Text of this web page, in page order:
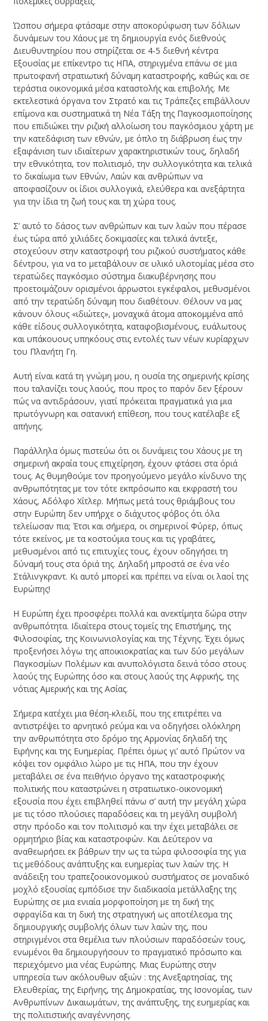
Ώσπου σήμερα φτάσαμε στην αποκορύφωση των δόλιων
δυνάμεων του Χάους με τη δημιουργία ενός διεθνούς
Διευθυντηρίου που στηρίζεται σε 4-5 διεθνή κέντρα
Εξουσίας με επίκεντρο τις ΗΠΑ, στηριγμένα επάνω σε μια
πρωτοφανή στρατιωτική δύναμη καταστροφής, καθώς και σε
τεράστια οικονομικά μέσα καταστολής και επιβολής. Με
εκτελεστικά όργανα τον Στρατό και τις Τράπεζες επιβάλλουν
επίμονα και συστηματικά τη Νέα Τάξη της Παγκοσμιοποίησης
που επιδιώκει την ριζική αλλοίωση του παγκόσμιου χάρτη με
την κατεδάφιση των εθνών, με όπλο τη διάβρωση έως την
εξαφάνιση των ιδιαίτερων χαρακτηριστικών τους, δηλαδή
την εθνικότητα, τον πολιτισμό, την συλλογικότητα και τελικά
το δικαίωμα των Εθνών, Λαών και ανθρώπων να
αποφασίζουν οι ίδιοι συλλογικά, ελεύθερα και ανεξάρτητα
για την ίδια τη ζωή τους και τη χώρα τους.
Σ’ αυτό το δάσος των ανθρώπων και των λαών που πέρασε
έως τώρα από χιλιάδες δοκιμασίες και τελικά άντεξε,
στοχεύουν στην καταστροφή του ριζικού συστήματος κάθε
δέντρου, για να το μεταβάλουν σε υλικό υλοτομίας μέσα στο
τερατώδες παγκόσμιο σύστημα διακυβέρνησης που
προετοιμάζουν ορισμένοι άρρωστοι εγκέφαλοι, μεθυσμένοι
από την τερατώδη δύναμη που διαθέτουν. Θέλουν να μας
κάνουν όλους «ιδιώτες», μοναχικά άτομα αποκομμένα από
κάθε είδους συλλογικότητα, καταφοβισμένους, ευάλωτους
και υπάκουους υπηκόους στις εντολές των νέων κυρίαρχων
του Πλανήτη Γη.
Αυτή είναι κατά τη γνώμη μου, η ουσία της σημερινής κρίσης
που ταλανίζει τους λαούς, που προς το παρόν δεν ξέρουν
πώς να αντιδράσουν, γιατί πρόκειται πραγματικά για μια
πρωτόγνωρη και σατανική επίθεση, που τους κατέλαβε εξ
απήνης.
Παράλληλα όμως πιστεύω ότι οι δυνάμεις του Χάους με τη
σημερινή ακραία τους επιχείρηση, έχουν φτάσει στα όριά
τους. Ας θυμηθούμε τον προηγούμενο μεγάλο κίνδυνο της
ανθρωπότητας με τον τότε εκπρόσωπο και εκφραστή του
Χάους, Αδόλφο Χίτλερ. Μήπως μετά τους θριάμβους του
στην Ευρώπη δεν υπήρχε ο διάχυτος φόβος ότι όλα
τελείωσαν πια; Έτσι και σήμερα, οι σημερινοί Φύρερ, όπως
τότε εκείνος, με τα κοστούμια τους και τις γραβάτες,
μεθυσμένοι από τις επιτυχίες τους, έχουν οδηγήσει τη
δύναμή τους στα όριά της. Δηλαδή μπροστά σε ένα νέο
Στάλινγκραντ. Κι αυτό μπορεί και πρέπει να είναι οι λαοί της
Ευρώπης!
Η Ευρώπη έχει προσφέρει πολλά και ανεκτίμητα δώρα στην
ανθρωπότητα. Ιδιαίτερα στους τομείς της Επιστήμης, της
Φιλοσοφίας, της Κοινωνιολογίας και της Τέχνης. Έχει όμως
προξενήσει λόγω της αποικιοκρατίας και των δύο μεγάλων
Παγκοσμίων Πολέμων και ανυπολόγιστα δεινά τόσο στους
λαούς της Ευρώπης όσο και στους λαούς της Αφρικής, της
νότιας Αμερικής και της Ασίας.
Σήμερα κατέχει μια θέση-κλειδί, που της επιτρέπει να
αντιστρέψει το αρνητικό ρεύμα και να οδηγήσει ολόκληρη
την ανθρωπότητα στο δρόμο της Αρμονίας δηλαδή της
Ειρήνης και της Ευημερίας. Πρέπει όμως γι’ αυτό Πρώτον να
κόψει τον ομφάλιο λώρο με τις ΗΠΑ, που την έχουν
μεταβάλει σε ένα πειθήνιο όργανο της καταστροφικής
πολιτικής που καταστρώνει η στρατιωτικο-οικονομική
εξουσία που έχει επιβληθεί πάνω σ’ αυτή την μεγάλη χώρα
με τις τόσο πλούσιες παραδόσεις και τη μεγάλη συμβολή
στην πρόοδο και τον πολιτισμό και την έχει μεταβάλει σε
ορμητήριο βίας και καταστροφών. Και Δεύτερον να
αναθεωρήσει εκ βάθρων την ως τα τώρα φιλοσοφία της για
τις μεθόδους ανάπτυξης και ευημερίας των λαών της. Η
ανάδειξη του τραπεζοοικονομικού συστήματος σε μοναδικό
μοχλό εξουσίας εμπόδισε την διαδικασία μετάλλαξης της
Ευρώπης σε μια ενιαία μορφοποίηση με τη δική της
σφραγίδα και τη δική της στρατηγική ως αποτέλεσμα της
δημιουργικής συμβολής όλων των λαών της, που
στηριγμένοι στα θεμέλια των πλούσιων παραδόσεών τους,
ενωμένοι θα δημιουργήσουν το πραγματικό πρόσωπο και
περιεχόμενο μια νέας Ευρώπης. Μιας Ευρώπης στην
υπηρεσία των ακόλουθων αξιών : της Ανεξαρτησίας, της
Ελευθερίας, της Ειρήνης, της Δημοκρατίας, της Ισονομίας, των
Ανθρωπίνων Δικαιωμάτων, της ανάπτυξης, της ευημερίας και
της πολιτιστικής αναγέννησης.